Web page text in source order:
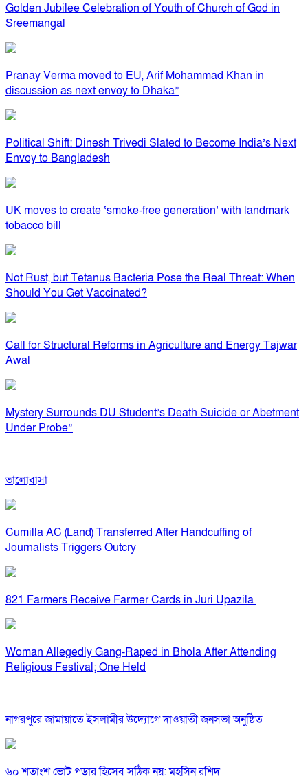
Golden Jubilee Celebration of Youth of Church of God in
Sreemangal
Pranay Verma moved to EU, Arif Mohammad Khan in
discussion as next envoy to Dhaka”
Political Shift: Dinesh Trivedi Slated to Become India’s Next
Envoy to Bangladesh
UK moves to create ‘smoke-free generation’ with landmark
tobacco bill
Not Rust, but Tetanus Bacteria Pose the Real Threat: When
Should You Get Vaccinated?
Call for Structural Reforms in Agriculture and Energy Tajwar
Awal
Mystery Surrounds DU Student’s Death Suicide or Abetment
Under Probe”
ভালোবাসা
Cumilla AC (Land) Transferred After Handcuffing of
Journalists Triggers Outcry
821 Farmers Receive Farmer Cards in Juri Upazila
Woman Allegedly Gang-Raped in Bhola After Attending
Religious Festival; One Held
নাগরপুরে জামায়াতে ইসলামীর উদ্যোগে দাওয়াতী জনসভা অনুষ্ঠিত
৬০ শতাংশ ভোট পড়ার হিসেব সঠিক নয়: মহসিন রশিদ